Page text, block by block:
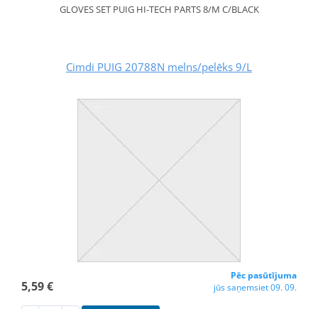
GLOVES SET PUIG HI-TECH PARTS 8/M C/BLACK
Cimdi PUIG 20788N melns/pelēks 9/L
5,59 €
Pēc pasūtījuma
jūs saņemsiet 09. 09.